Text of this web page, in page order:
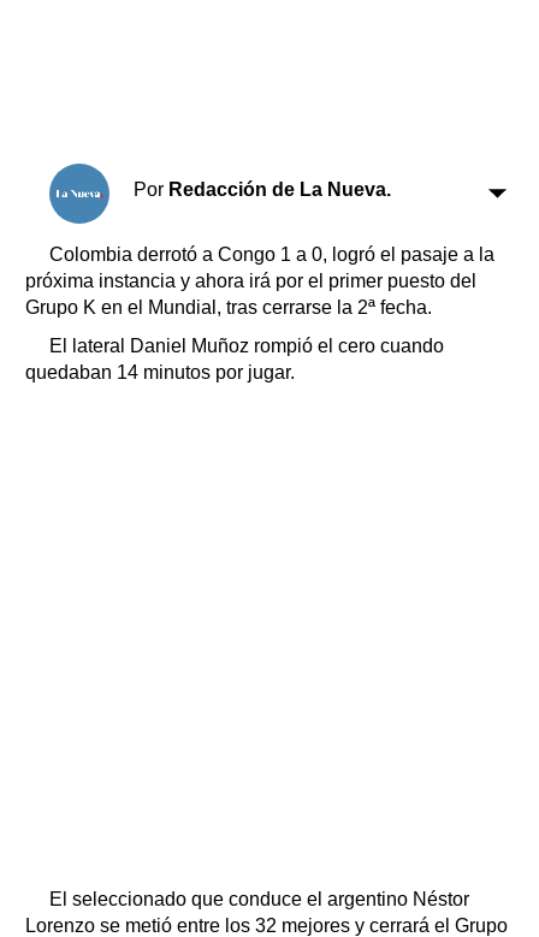
Por Redacción de La Nueva.
Colombia derrotó a Congo 1 a 0, logró el pasaje a la
próxima instancia y ahora irá por el primer puesto del
Grupo K en el Mundial, tras cerrarse la 2ª fecha.
El lateral Daniel Muñoz rompió el cero cuando
quedaban 14 minutos por jugar.
El seleccionado que conduce el argentino Néstor
Lorenzo se metió entre los 32 mejores y cerrará el Grupo